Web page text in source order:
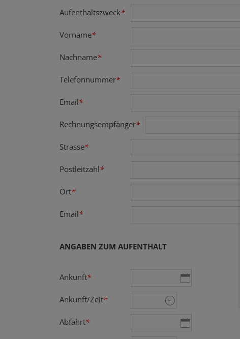
Aufenthaltszweck*
Vorname*
Nachname*
Telefonnummer*
Email*
Rechnungsempfänger*
Strasse*
Postleitzahl*
Ort*
Email*
ANGABEN ZUM AUFENTHALT
Ankunft*
Ankunft/Zeit*
Abfahrt*